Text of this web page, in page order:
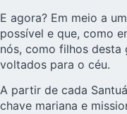
E agora? Em meio a
possível e que, como
nós, como filhos desta
voltados para o céu.
A partir de cada
chave mariana e